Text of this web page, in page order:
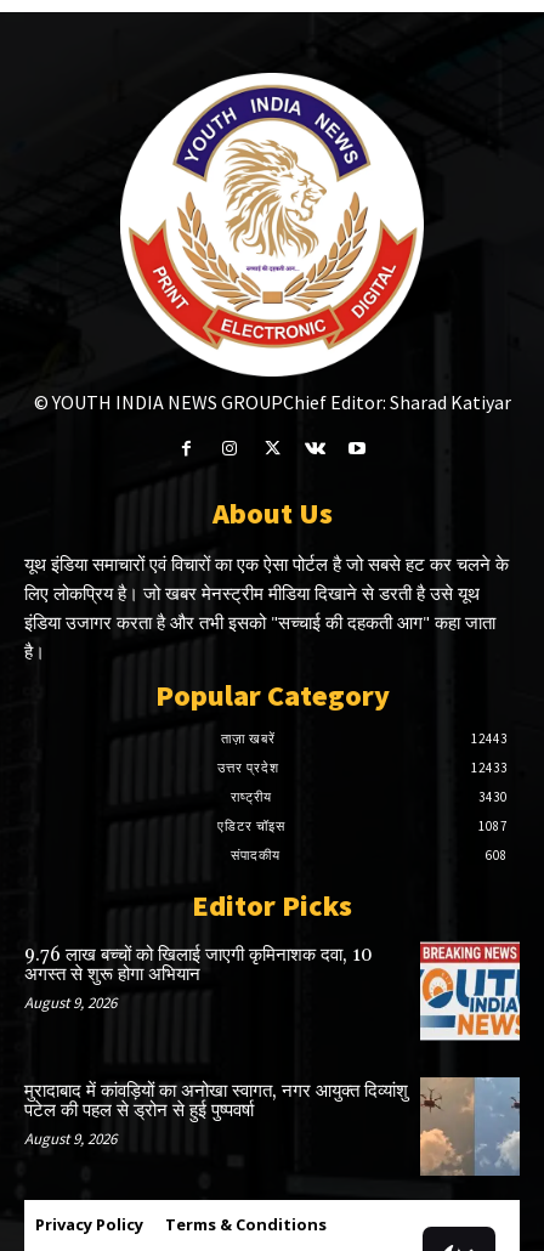
© YOUTH INDIA NEWS GROUPChief Editor: Sharad Katiyar
About Us
यूथ इंडिया समाचारों एवं विचारों का एक ऐसा पोर्टल है जो सबसे हट कर चलने के
लिए लोकप्रिय है। जो खबर मेनस्ट्रीम मीडिया दिखाने से डरती है उसे यूथ
इंडिया उजागर करता है और तभी इसको "सच्चाई की दहकती आग" कहा जाता
है।
Popular Category
ताज़ा खबरें
12443
उत्तर प्रदेश
12433
राष्ट्रीय
3430
एडिटर चॉइस
1087
संपादकीय
608
Editor Picks
9.76 लाख बच्चों को खिलाई जाएगी कृमिनाशक दवा, 10
अगस्त से शुरू होगा अभियान
August 9, 2026
मुरादाबाद में कांवड़ियों का अनोखा स्वागत, नगर आयुक्त दिव्यांशु
पटेल की पहल से ड्रोन से हुई पुष्पवर्षा
August 9, 2026
Privacy Policy Terms & Conditions